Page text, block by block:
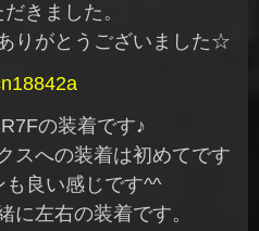
きました。
りがとうございました☆
の装着です♪
スへの装着は初めてです
良い感じです^^
に左右の装着です。